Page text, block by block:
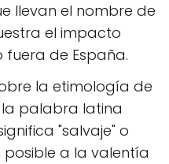
llevan el nombre de
el impacto
de España.
la etimología de
la palabra latina
"salvaje" o
posible a la valentía